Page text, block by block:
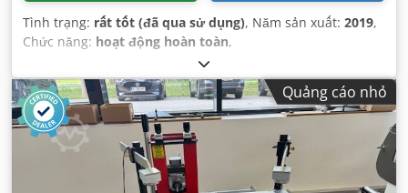
Tình trạng: rất tốt (đã qua sử dụng), Năm sản xuất: 2019,
Chức năng: hoạt động hoàn toàn,
Quảng cáo nhỏ